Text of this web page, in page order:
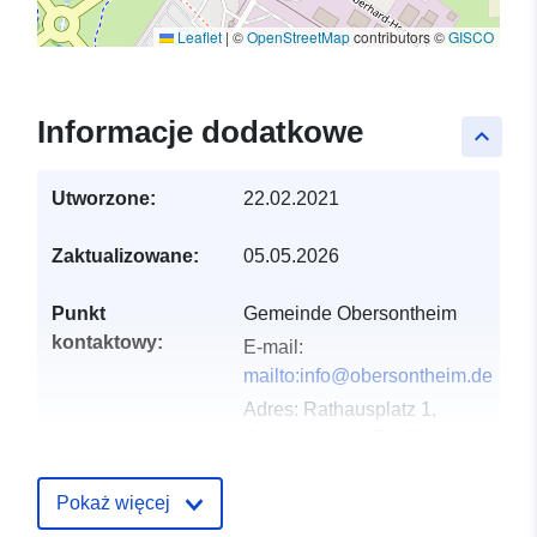
Leaflet | ©OpenStreetMapcontributors ©GISCO
keyboard_arrow_up
Informacje dodatkowe
Utworzone: 22.02.2021
Zaktualizowane: 05.05.2026
Punkt
kontaktowy:
Gemeinde Obersontheim
E-mail:
mailto:info@obersontheim.de
Adres: Rathausplatz 1,
Pokaż więcej